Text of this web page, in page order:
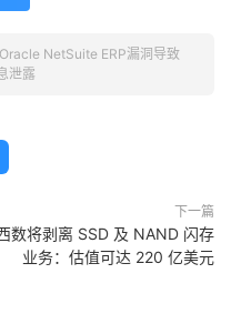
NetSuite ERP漏洞导致
泄露
下一篇
数将剥离 SSD 及 NAND 闪存
业务：估值可达 220 亿美元